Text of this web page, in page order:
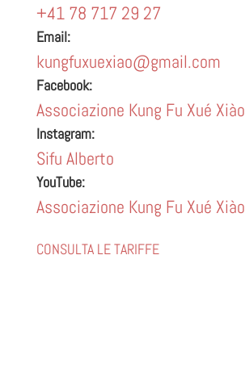
+41 78 717 29 27
Email:
kungfuxuexiao@gmail.com
Facebook:
Associazione Kung Fu Xué Xiào
Instagram:
Sifu Alberto
YouTube:
Associazione Kung Fu Xué Xiào
CONSULTA LE TARIFFE